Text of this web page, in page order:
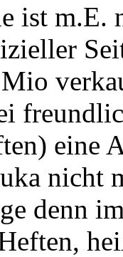
ist m.E.
eine
nicht
denn